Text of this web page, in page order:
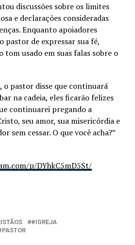
discussões sobre os limites
e declarações consideradas
Enquanto apoiadores
pastor de expressar sua fé,
usado em suas falas sobre o
o pastor disse que continuará
na cadeia, eles ficarão felizes
continuarei pregando a
seu amor, sua misericórdia e
sem cessar. O que você acha?”
p/DYhkC5mD5St/
#IGREJA